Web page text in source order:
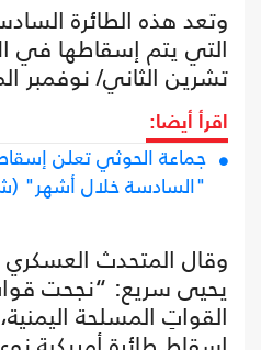
وتعد هذه الطائرة
التي يتم إسقاطها في
تشرين الثاني/ نوفمبر
اقرأ أيضا:
جماعة الحوثي تعلن
"السادسة خلال أشهر"
وقال المتحدث العسكري
يحيى سريع: “نجحت
القواتِ المسلحة